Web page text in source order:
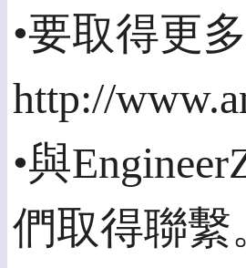
•要取得更
http://
•與
們取得聯繫